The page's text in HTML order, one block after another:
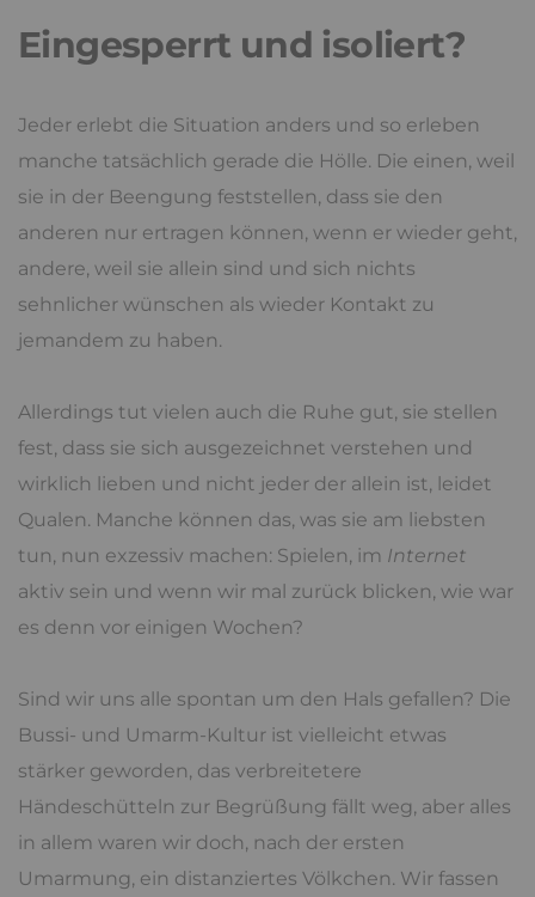
Eingesperrt und isoliert?
Jeder erlebt die Situation anders und so erleben
manche tatsächlich gerade die Hölle. Die einen, weil
sie in der Beengung feststellen, dass sie den
anderen nur ertragen können, wenn er wieder geht,
andere, weil sie allein sind und sich nichts
sehnlicher wünschen als wieder Kontakt zu
jemandem zu haben.
Allerdings tut vielen auch die Ruhe gut, sie stellen
fest, dass sie sich ausgezeichnet verstehen und
wirklich lieben und nicht jeder der allein ist, leidet
Qualen. Manche können das, was sie am liebsten
tun, nun exzessiv machen: Spielen, im Internet
aktiv sein und wenn wir mal zurück blicken, wie war
es denn vor einigen Wochen?
Sind wir uns alle spontan um den Hals gefallen? Die
Bussi- und Umarm-Kultur ist vielleicht etwas
stärker geworden, das verbreitetere
Händeschütteln zur Begrüßung fällt weg, aber alles
in allem waren wir doch, nach der ersten
Umarmung, ein distanziertes Völkchen. Wir fassen